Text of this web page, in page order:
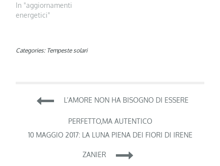
In "aggiornamenti
energetici"
Categories: Tempeste solari
Navigazione
articoli
L’AMORE NON HA BISOGNO DI ESSERE
PERFETTO,MA AUTENTICO
10 MAGGIO 2017: LA LUNA PIENA DEI FIORI DI IRENE
ZANIER